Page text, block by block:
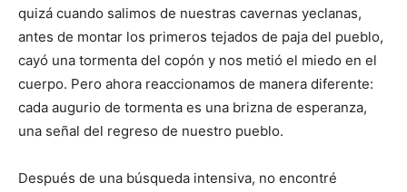
quizá cuando salimos de nuestras cavernas yeclanas,
antes de montar los primeros tejados de paja del pueblo,
cayó una tormenta del copón y nos metió el miedo en el
cuerpo. Pero ahora reaccionamos de manera diferente:
cada augurio de tormenta es una brizna de esperanza,
una señal del regreso de nuestro pueblo.
Después de una búsqueda intensiva, no encontré